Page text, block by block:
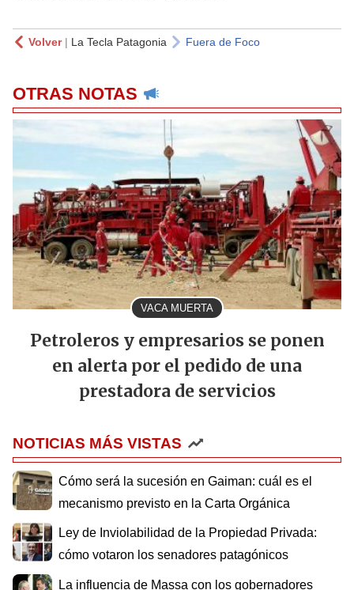
Volver| La Tecla Patagonia Fuera de Foco
OTRAS NOTAS
VACA MUERTA
Petroleros y empresarios se ponen
en alerta por el pedido de una
prestadora de servicios
NOTICIAS MÁS VISTAS
Cómo será la sucesión en Gaiman: cuál es el
mecanismo previsto en la Carta Orgánica
Ley de Inviolabilidad de la Propiedad Privada:
cómo votaron los senadores patagónicos
La influencia de Massa con los gobernadores